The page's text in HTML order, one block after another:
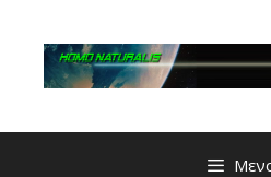
περιεχόμενο